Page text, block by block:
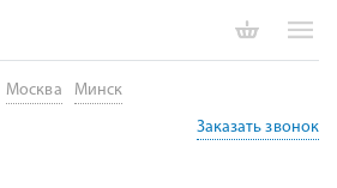
Москва Минск
Заказать звонок